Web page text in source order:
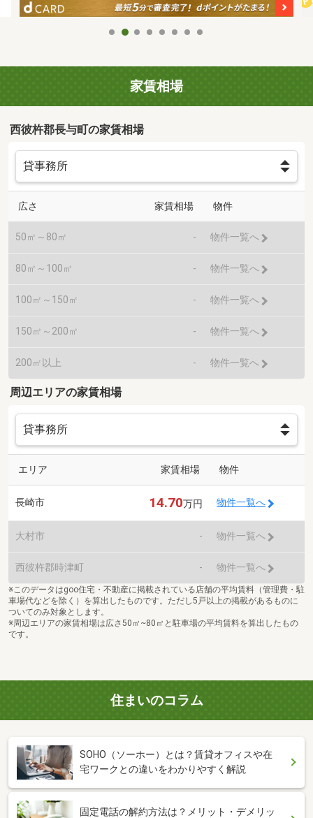
家賃相場
西彼杵郡長与町の家賃相場
広さ 家賃相場 物件
50㎡～80㎡ - 物件一覧へ
80㎡～100㎡ - 物件一覧へ
100㎡～150㎡ - 物件一覧へ
150㎡～200㎡ - 物件一覧へ
200㎡以上 - 物件一覧へ
周辺エリアの家賃相場
エリア 家賃相場 物件
長崎市 14.70万円 物件一覧へ
大村市 - 物件一覧へ
西彼杵郡時津町 - 物件一覧へ
※このデータはgoo住宅・不動産に掲載されている店舗の平均賃料（管理費・駐
車場代などを除く）を算出したものです。ただし5戸以上の掲載があるものに
ついてのみ対象とします。
※周辺エリアの家賃相場は広さ50㎡~80㎡と駐車場の平均賃料を算出したもの
です。
住まいのコラム
SOHO（ソーホー）とは？賃貸オフィスや在
宅ワークとの違いをわかりやすく解説
固定電話の解約方法は？メリット・デメリッ